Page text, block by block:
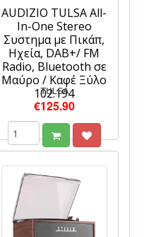
AUDIZIO TULSA All-
In-One Stereo
Συστημα με Πικάπ,
Ηχεία, DAB+/ FM
Radio, Bluetooth σε
Μαύρο / Καφέ Ξύλο
102.194
TULSA
€125.90